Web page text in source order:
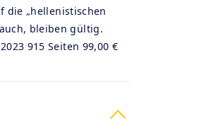
die „hellenistischen
bleiben gültig.
915 Seiten 99,00 €